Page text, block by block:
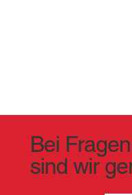
Bei
sind wir